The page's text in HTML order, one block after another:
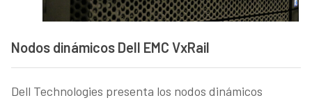
Nodos dinámicos Dell EMC VxRail
Dell Technologies presenta los nodos dinámicos